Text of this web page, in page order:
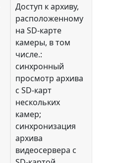
Доступ к архиву,
расположенному
на SD-карте
камеры, в том
числе.:
синхронный
просмотр архива
с SD-карт
нескольких
камер;
синхронизация
архива
видеосервера с